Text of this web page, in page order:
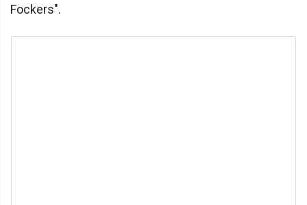
Fockers".